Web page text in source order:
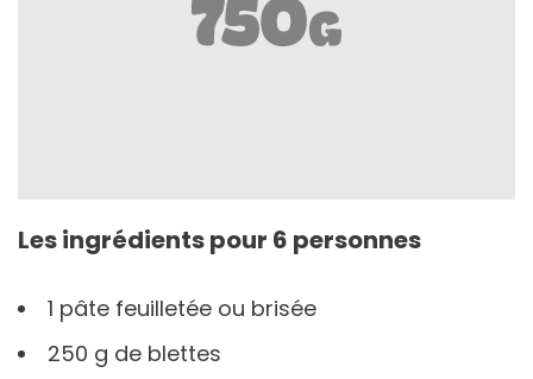
Les ingrédients pour 6 personnes
1 pâte feuilletée ou brisée
250 g de blettes